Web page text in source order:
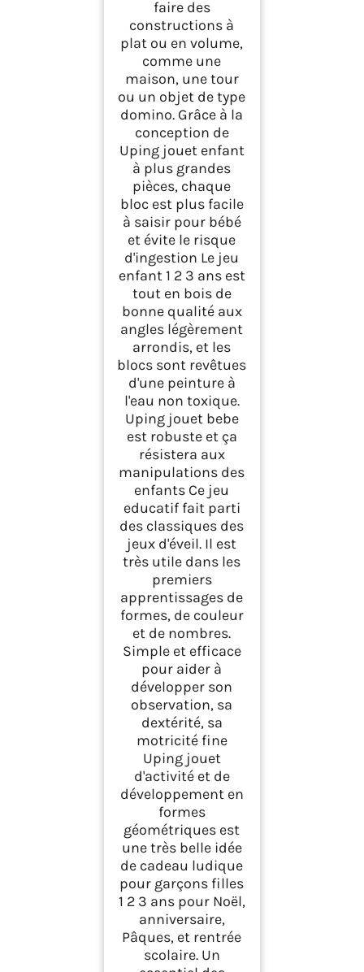
faire des
constructions à
plat ou en volume,
comme une
maison, une tour
ou un objet de type
domino. Grâce à la
conception de
Uping jouet enfant
à plus grandes
pièces, chaque
bloc est plus facile
à saisir pour bébé
et évite le risque
d'ingestion Le jeu
enfant 1 2 3 ans est
tout en bois de
bonne qualité aux
angles légèrement
arrondis, et les
blocs sont revêtues
d'une peinture à
l'eau non toxique.
Uping jouet bebe
est robuste et ça
résistera aux
manipulations des
enfants Ce jeu
educatif fait parti
des classiques des
jeux d'éveil. Il est
très utile dans les
premiers
apprentissages de
formes, de couleur
et de nombres.
Simple et efficace
pour aider à
développer son
observation, sa
dextérité, sa
motricité fine
Uping jouet
d'activité et de
développement en
formes
géométriques est
une très belle idée
de cadeau ludique
pour garçons filles
1 2 3 ans pour Noël,
anniversaire,
Pâques, et rentrée
scolaire. Un